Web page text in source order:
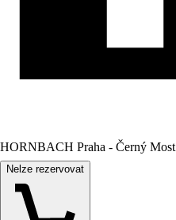
HORNBACH Praha - Černý Most
Nelze rezervovat